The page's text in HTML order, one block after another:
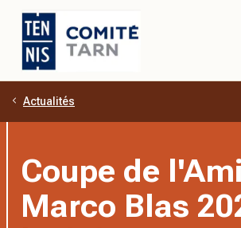
Aller au contenu principal
Actualités
Coupe de
Marco Blas